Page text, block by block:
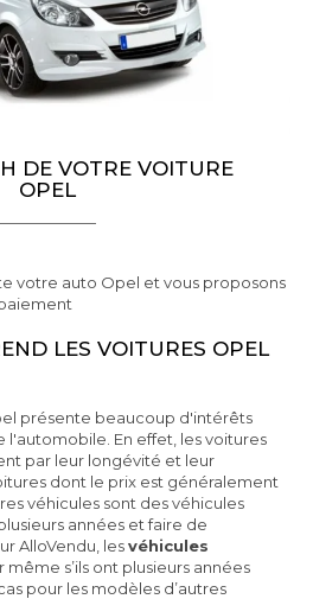
DE VOTRE VOITURE
OPEL
votre auto Opel et vous proposons
LES VOITURES OPEL
présente beaucoup d'intérêts
l'automobile. En effet, les voitures
par leur longévité et leur
dont le prix est généralement
véhicules sont des véhicules
années et faire de
AlloVendu, lesvéhicules
s’ils ont plusieurs années
pour les modèles d’autres